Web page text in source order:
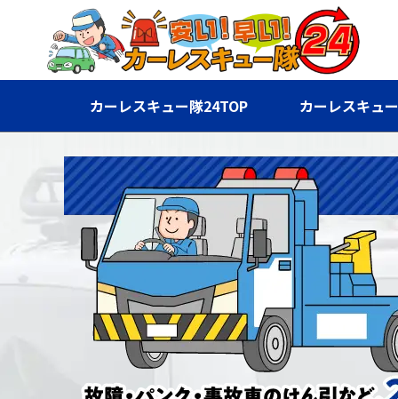
カーレスキュー隊24TOP カーレスキュ